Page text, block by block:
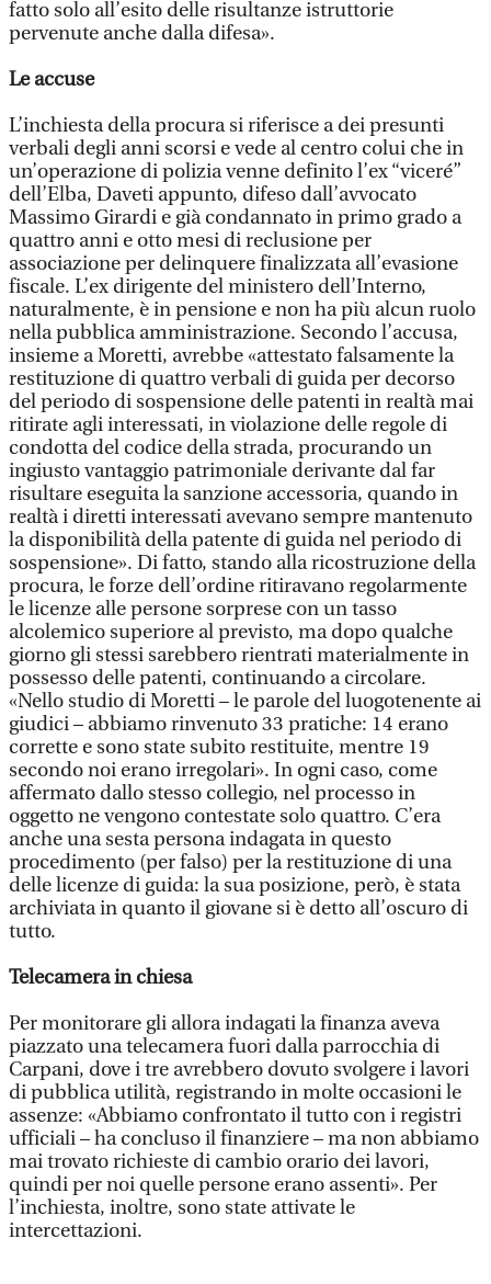
fatto solo all’esito delle risultanze istruttorie
pervenute anche dalla difesa».
Le accuse
L’inchiesta della procura si riferisce a dei presunti
verbali degli anni scorsi e vede al centro colui che in
un’operazione di polizia venne definito l’ex “viceré”
dell’Elba, Daveti appunto, difeso dall’avvocato
Massimo Girardi e già condannato in primo grado a
quattro anni e otto mesi di reclusione per
associazione per delinquere finalizzata all’evasione
fiscale. L’ex dirigente del ministero dell’Interno,
naturalmente, è in pensione e non ha più alcun ruolo
nella pubblica amministrazione. Secondo l’accusa,
insieme a Moretti, avrebbe «attestato falsamente la
restituzione di quattro verbali di guida per decorso
del periodo di sospensione delle patenti in realtà mai
ritirate agli interessati, in violazione delle regole di
condotta del codice della strada, procurando un
ingiusto vantaggio patrimoniale derivante dal far
risultare eseguita la sanzione accessoria, quando in
realtà i diretti interessati avevano sempre mantenuto
la disponibilità della patente di guida nel periodo di
sospensione». Di fatto, stando alla ricostruzione della
procura, le forze dell’ordine ritiravano regolarmente
le licenze alle persone sorprese con un tasso
alcolemico superiore al previsto, ma dopo qualche
giorno gli stessi sarebbero rientrati materialmente in
possesso delle patenti, continuando a circolare.
«Nello studio di Moretti – le parole del luogotenente ai
giudici – abbiamo rinvenuto 33 pratiche: 14 erano
corrette e sono state subito restituite, mentre 19
secondo noi erano irregolari». In ogni caso, come
affermato dallo stesso collegio, nel processo in
oggetto ne vengono contestate solo quattro. C’era
anche una sesta persona indagata in questo
procedimento (per falso) per la restituzione di una
delle licenze di guida: la sua posizione, però, è stata
archiviata in quanto il giovane si è detto all’oscuro di
tutto.
Telecamera in chiesa
Per monitorare gli allora indagati la finanza aveva
piazzato una telecamera fuori dalla parrocchia di
Carpani, dove i tre avrebbero dovuto svolgere i lavori
di pubblica utilità, registrando in molte occasioni le
assenze: «Abbiamo confrontato il tutto con i registri
ufficiali – ha concluso il finanziere – ma non abbiamo
mai trovato richieste di cambio orario dei lavori,
quindi per noi quelle persone erano assenti». Per
l’inchiesta, inoltre, sono state attivate le
intercettazioni.